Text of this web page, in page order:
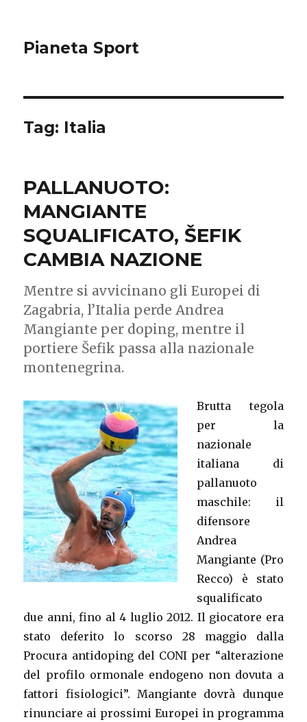
Pianeta Sport
Tag: Italia
PALLANUOTO:
MANGIANTE
SQUALIFICATO, ŠEFIK
CAMBIA NAZIONE
Mentre si avvicinano gli Europei di
Zagabria, l’Italia perde Andrea
Mangiante per doping, mentre il
portiere Šefik passa alla nazionale
montenegrina.
Brutta tegola
per la
nazionale
italiana di
pallanuoto
maschile: il
difensore
Andrea
Mangiante (Pro
Recco) è stato
squalificato
due anni, fino al 4 luglio 2012. Il giocatore era
stato deferito lo scorso 28 maggio dalla
Procura antidoping del CONI per “alterazione
del profilo ormonale endogeno non dovuta a
fattori fisiologici”. Mangiante dovrà dunque
rinunciare ai prossimi Europei in programma